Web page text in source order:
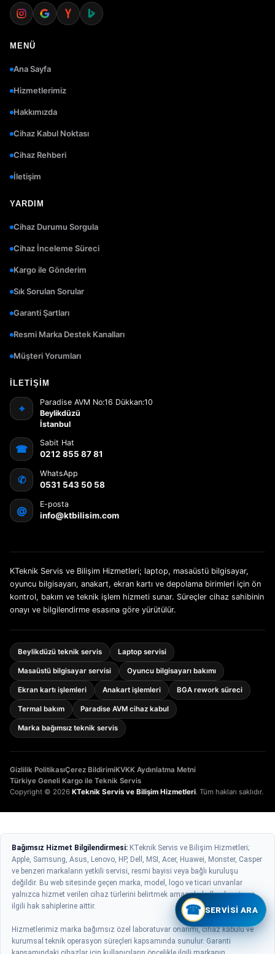
MENÜ
Ana Sayfa
Hizmetlerimiz
Hakkımızda
Cihaz Kabul Noktası
Cihaz Rehberi
İletişim
YARDIM
Cihaz Durumu Sorgula
Cihaz İnceleme Süreci
Kargo ile Gönderim
Sık Sorulan Sorular
Garanti Şartları
Resmi Marka Destek Kanalları
Müşteri Yorumları
İLETIŞIM
⌖
Paradise AVM No:16 Dükkan:10
Beylikdüzü
İstanbul
☎
Sabit Hat
0212 855 87 81
✆
WhatsApp
0531 543 50 58
@
E-posta
info@ktbilisim.com
KTeknik Servis ve Bilişim Hizmetleri; laptop, masaüstü bilgisayar,
oyuncu bilgisayarı, anakart, ekran kartı ve depolama birimleri için ön
kontrol, bakım ve teknik işlem hizmeti sunar. Süreçler cihaz sahibinin
onayı ve bilgilendirme esasına göre yürütülür.
Beylikdüzü teknik servis Laptop servisi
Masaüstü bilgisayar servisi Oyuncu bilgisayarı bakımı
Ekran kartı işlemleri Anakart işlemleri BGA rework süreci
Termal bakım Paradise AVM cihaz kabul
Marka bağımsız teknik servis
Copyright © 2026 KTeknik Servis ve Bilişim Hizmetleri. Tüm hakları saklıdır.
Gizlilik PolitikasıÇerez BildirimiKVKK Aydınlatma Metni
Türkiye Geneli Kargo ile Teknik Servis
☎ SERVISI ARA
Bağımsız Hizmet Bilgilendirmesi: KTeknik Servis ve Bilişim Hizmetleri;
Apple, Samsung, Asus, Lenovo, HP, Dell, MSI, Acer, Huawei, Monster, Casper
ve benzeri markaların yetkili servisi, resmi bayisi veya bağlı kuruluşu
değildir. Bu web sitesinde geçen marka, model, logo ve ticari unvanlar
yalnızca hizmet verilen cihaz türlerini belirtmek amacıyla kullanılmıştır ve
ilgili hak sahiplerine aittir.
Hizmetlerimiz marka bağımsız özel laboratuvar onarımı, cihaz kabulü ve
kurumsal teknik operasyon süreçleri kapsamında sunulur. Garanti